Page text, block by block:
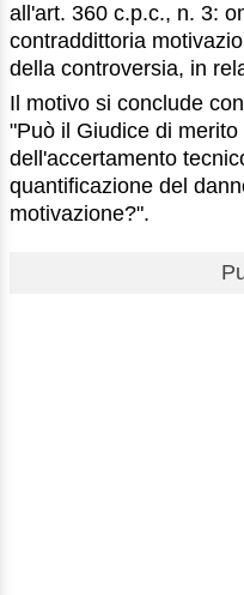
all'art. 360 c.p.c., n. 3:
contraddittoria
della controversia, in
Il motivo si conclude
"Può il Giudice di
dell'accertamento
quantificazione del
motivazione?".